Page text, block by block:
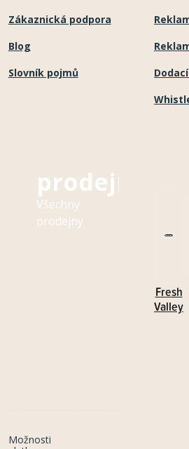
Zákaznická podpora
Blog
Slovník pojmů
prodejny
Všechny
prodejny
Fresh
Valley
Možnosti